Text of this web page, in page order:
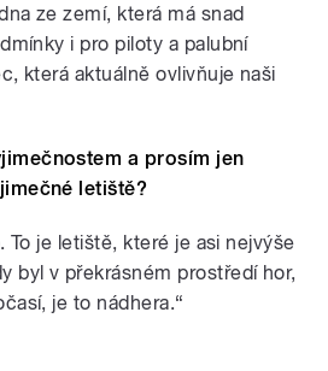
ze zemí, která má snad
i pro piloty a palubní
která aktuálně ovlivňuje naši
a prosím jen
letiště?
To je letiště, které je asi nejvýše
byl v překrásném prostředí hor,
je to nádhera.“